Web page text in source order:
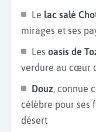
Pour les amateurs de sports nautiques, nous vous
conseillons des
ou encore l’
île
Kerkennahen
vous
amateurs
Le lac salé
mirages et ses
Les oasis de
verdure au cœur
Douz, connue
célèbre pour ses
désert